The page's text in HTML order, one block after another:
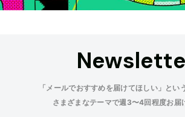
「メールでおすすめを届けてほしい」とい
さまざまなテーマで週3〜4回程度お届